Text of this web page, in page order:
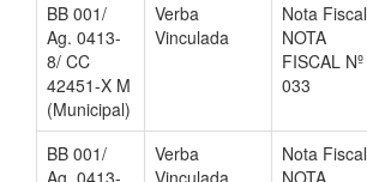
BB 001/
Ag. 0413-
8/ CC
42451-X M
(Municipal)
Verba
Vinculada
Nota Fiscal
NOTA
FISCAL Nº
033
BB 001/
Ag. 0413-
Verba
Vinculada
Nota Fiscal
NOTA